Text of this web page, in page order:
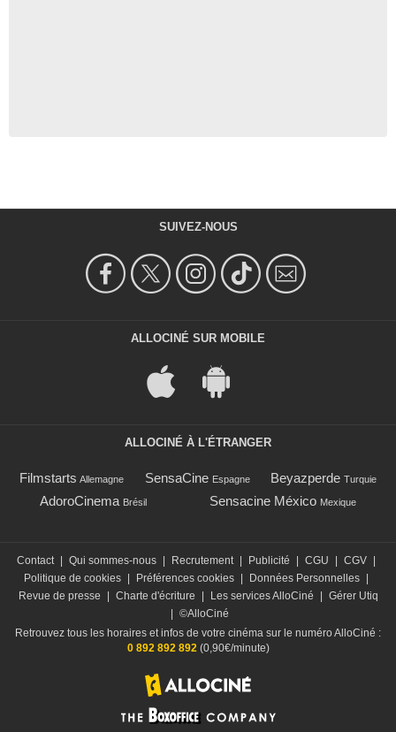
SUIVEZ-NOUS
ALLOCINÉ SUR MOBILE
ALLOCINÉ À L'ÉTRANGER
Filmstarts Allemagne SensaCine Espagne Beyazperde Turquie
AdoroCinema Brésil Sensacine México Mexique
Contact | Qui sommes-nous | Recrutement | Publicité | CGU | CGV |
Politique de cookies | Préférences cookies | Données Personnelles |
Revue de presse
| Charte d'écriture | Les services AlloCiné | Gérer Utiq
| ©AlloCiné
Retrouvez tous les horaires et infos de votre cinéma sur le numéro AlloCiné :
0 892 892 892 (0,90€/minute)